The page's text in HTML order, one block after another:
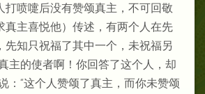
打喷嚏后没有赞颂真主，不可回敬
真主喜悦他）传述，有两个人在先
先知只祝福了其中一个，未祝福另
主的使者啊！你回答了这个人，却
：“这个人赞颂了真主，而你未赞颂